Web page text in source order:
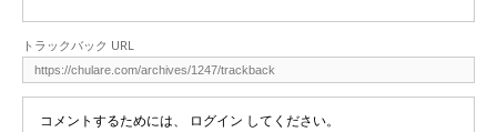
トラックバック URL
コメントするためには、 ログイン してください。